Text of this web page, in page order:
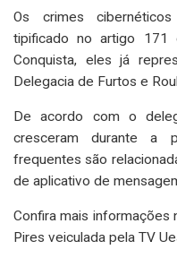
Os crimes
tipificado no artigo 171
Conquista, eles já
Delegacia de Furtos e
De acordo com o
cresceram durante a
frequentes são
de aplicativo de
Confira mais informações
Pires veiculada pela TV